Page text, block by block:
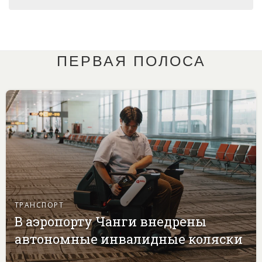
ПЕРВАЯ ПОЛОСА
ТРАНСПОРТ
В аэропорту Чанги внедрены
автономные инвалидные коляски